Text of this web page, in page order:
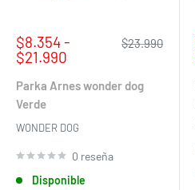
Precio
de
$8.354 -
$21.990
Precio
$23.990
Parka Arnes wonder dog
Verde
WONDER DOG
0 reseña
Disponible